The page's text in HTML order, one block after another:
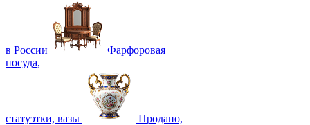
в России
Фарфоровая
посуда,
статуэтки, вазы Продано,